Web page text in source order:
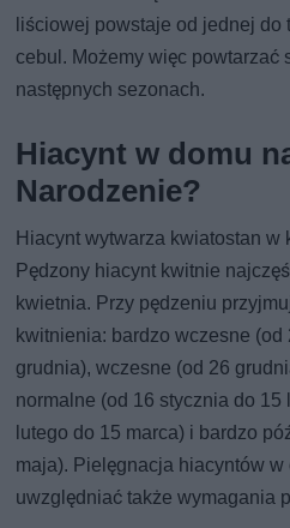
liściowej powstaje od jednej do
cebul. Możemy więc powtarzać
następnych sezonach.
Hiacynt w domu
Narodzenie?
Hiacynt wytwarza kwiatostan w
Pędzony hiacynt kwitnie
kwietnia. Przy pędzeniu
kwitnienia: bardzo wczesne (od
grudnia), wczesne (od 26
normalne (od 16 stycznia do 15
lutego do 15 marca) i bardzo
maja). Pielęgnacja hiacyntów
uwzględniać także wymagania